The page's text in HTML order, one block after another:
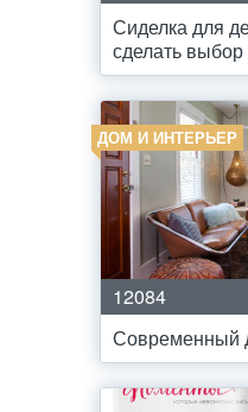
Сиделка для
сделать выбор
ДОМ И ИНТЕРЬЕР
12084
Современный